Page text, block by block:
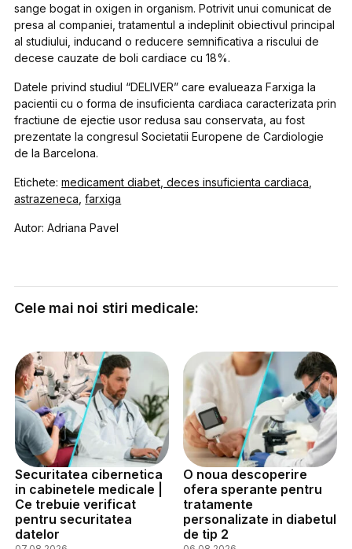
sange bogat in oxigen in organism. Potrivit unui comunicat de
presa al companiei, tratamentul a indeplinit obiectivul principal
al studiului, inducand o reducere semnificativa a riscului de
decese cauzate de boli cardiace cu 18%.
Datele privind studiul “DELIVER” care evalueaza Farxiga la
pacientii cu o forma de insuficienta cardiaca caracterizata prin
fractiune de ejectie usor redusa sau conservata, au fost
prezentate la congresul Societatii Europene de Cardiologie
de la Barcelona.
Etichete:medicament diabet deces insuficienta cardiaca
astrazeneca ,farxiga
Autor: Adriana Pavel
Cele mai noi stiri medicale:
Securitatea cibernetica
in cabinetele medicale |
Ce trebuie verificat
pentru securitatea
datelor
O noua descoperire
ofera sperante pentru
tratamente
personalizate in diabetul
de tip 2